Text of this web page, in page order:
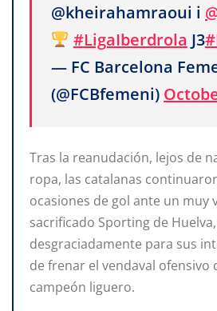
@kheirahamraoui i
#LigaIberdrola J3
— FC Barcelona
(@FCBfemeni)
Tras la reanudación, lejos de
ropa, las catalanas
ocasiones de gol ante un muy
sacrificado Sporting de
desgraciadamente para sus
de frenar el vendaval ofensivo
campeón liguero.